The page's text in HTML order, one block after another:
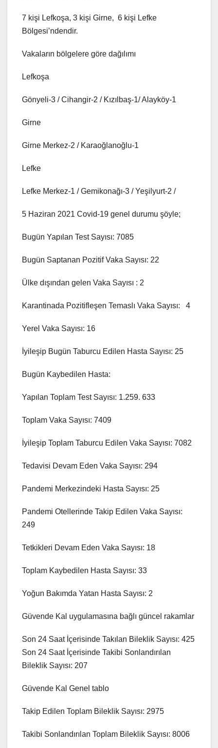
7 kişi Lefkoşa, 3 kişi Girne, 6 kişi Lefke
Bölgesi’ndendir.
Vakaların bölgelere göre dağılımı
Lefkoşa
Gönyeli-3 / Cihangir-2 / Kızılbaş-1/ Alayköy-1
Girne
Girne Merkez-2 / Karaoğlanoğlu-1
Lefke
Lefke Merkez-1 / Gemikonağı-3 / Yeşilyurt-2 /
5 Haziran 2021 Covid-19 genel durumu şöyle;
Bugün Yapılan Test Sayısı: 7085
Bugün Saptanan Pozitif Vaka Sayısı: 22
Ülke dışından gelen Vaka Sayısı : 2
Karantinada Pozitifleşen Temaslı Vaka Sayısı: 4
Yerel Vaka Sayısı: 16
İyileşip Bugün Taburcu Edilen Hasta Sayısı: 25
Bugün Kaybedilen Hasta:
Yapılan Toplam Test Sayısı: 1.259. 633
Toplam Vaka Sayısı: 7409
İyileşip Toplam Taburcu Edilen Vaka Sayısı: 7082
Tedavisi Devam Eden Vaka Sayısı: 294
Pandemi Merkezindeki Hasta Sayısı: 25
Pandemi Otellerinde Takip Edilen Vaka Sayısı:
249
Tetkikleri Devam Eden Vaka Sayısı: 18
Toplam Kaybedilen Hasta Sayısı: 33
Yoğun Bakımda Yatan Hasta Sayısı: 2
Güvende Kal uygulamasına bağlı güncel rakamlar
Son 24 Saat İçerisinde Takılan Bileklik Sayısı: 425
Son 24 Saat İçerisinde Takibi Sonlandırılan
Bileklik Sayısı: 207
Güvende Kal Genel tablo
Takip Edilen Toplam Bileklik Sayısı: 2975
Takibi Sonlandırılan Toplam Bileklik Sayısı: 8006